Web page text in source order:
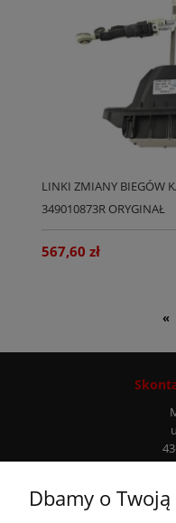
LINKI ZMIANY BIEGÓW
349010873R ORYGINAŁ
567,60 zł
«
Dbamy o